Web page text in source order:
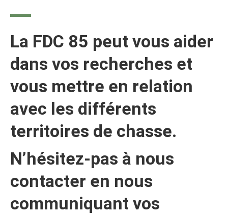
La FDC 85 peut vous aider
dans vos recherches et
vous mettre en relation
avec les différents
territoires de chasse.
N’hésitez-pas à nous
contacter en nous
communiquant vos